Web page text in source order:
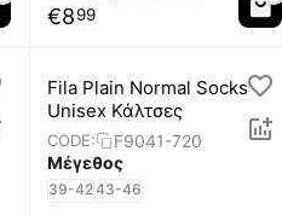
€899
Fila Plain Normal Socks
Unisex Κάλτσες
CODE:
F9041-720
Μέγεθος
39-4243-46